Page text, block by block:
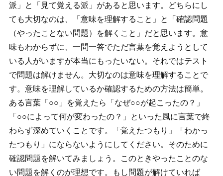
派」と「見て覚える派」があると思います。どちらにし
ても大切なのは、「意味を理解すること」と「確認問題
（やったことない問題）を解くこと」だと思います。意
味もわからずに、一問一答でただ言葉を覚えようとして
いる人がいますが本当にもったいない。それではテスト
で問題は解けません。大切なのは意味を理解することで
す。意味を理解しているか確認するための方法は簡単。
ある言葉「○○」を覚えたら「なぜ○○が起こったの？」
「○○によって何が変わったの？」といった風に言葉で終
わらず深めていくことです。「覚えたつもり」「わかっ
たつもり」にならないようにしてください。そのために
確認問題を解いてみましょう。このときやったことのな
い問題を解くのが理想です。もし問題が解けていれば